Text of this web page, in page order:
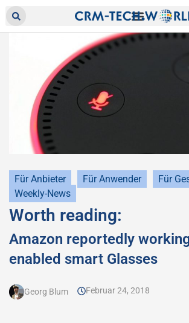
Für Anbieter Für Anwender
Für
Weekly-News
Worth reading:
Amazon reportedly
enabled smart Glasses
Georg Blum Februar 24, 2018